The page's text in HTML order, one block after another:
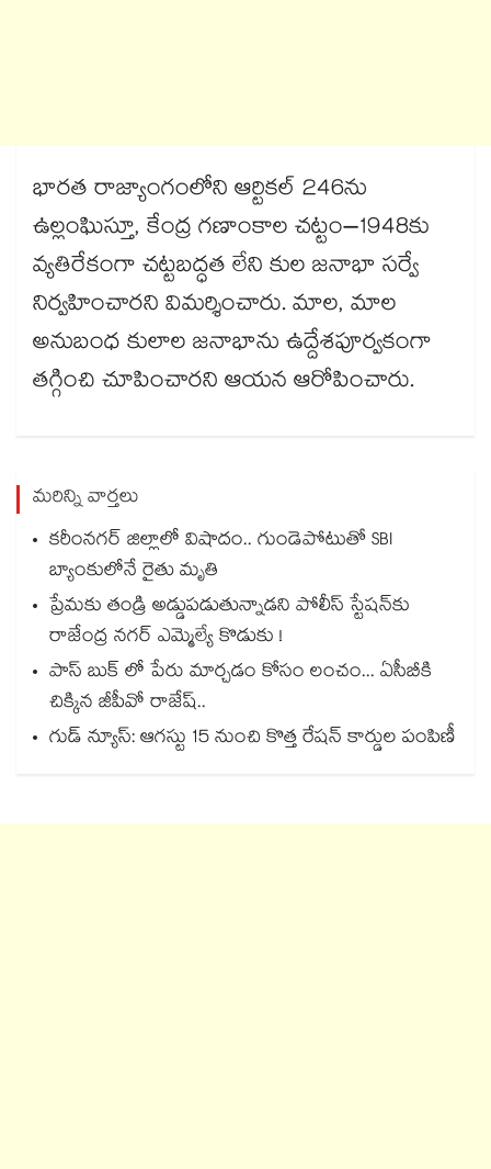
భారత రాజ్యాంగంలోని ఆర్టికల్ 246ను
ఉల్లంఘిస్తూ, కేంద్ర గణాంకాల చట్టం–1948కు
వ్యతిరేకంగా చట్టబద్ధత లేని కుల జనాభా సర్వే
నిర్వహించారని విమర్శించారు. మాల, మాల
అనుబంధ కులాల జనాభాను ఉద్దేశపూర్వకంగా
తగ్గించి చూపించారని ఆయన ఆరోపించారు.
మరిన్ని వార్తలు
కరీంనగర్ జిల్లాలో విషాదం.. గుండెపోటుతో SBI
బ్యాంకులోనే రైతు మృతి
ప్రేమకు తండ్రి అడ్డుపడుతున్నాడని పోలీస్ స్టేషన్⁪కు
రాజేంద్ర నగర్ ఎమ్మెల్యే కొడుకు !
పాస్ బుక్ లో పేరు మార్చడం కోసం లంచం... ఏసీబీకి
చిక్కిన జీపీవో రాజేష్..
గుడ్ న్యూస్: ఆగస్టు 15 నుంచి కొత్త రేషన్ కార్డుల పంపిణీ